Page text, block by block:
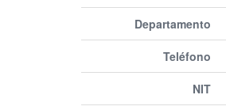
Departamento
Teléfono
NIT